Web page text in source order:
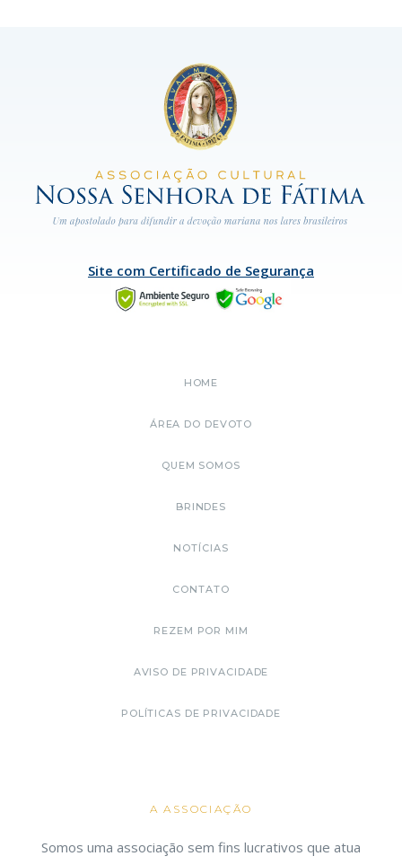
Site com Certificado de Segurança
HOME
ÁREA DO DEVOTO
QUEM SOMOS
BRINDES
NOTÍCIAS
CONTATO
REZEM POR MIM
AVISO DE PRIVACIDADE
POLÍTICAS DE PRIVACIDADE
A ASSOCIAÇÃO
Somos uma associação sem fins lucrativos que atua